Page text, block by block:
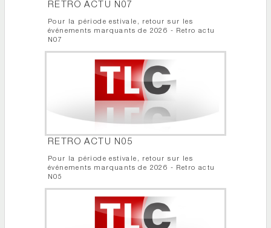
RETRO ACTU N07
Pour la période estivale, retour sur les
événements marquants de 2026 - Retro actu
N07
RETRO ACTU N05
Pour la période estivale, retour sur les
événements marquants de 2026 - Retro actu
N05